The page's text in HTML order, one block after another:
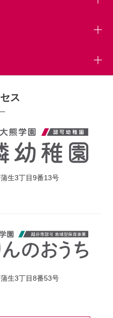
ス
生3丁目9番13号
生3丁目8番53号